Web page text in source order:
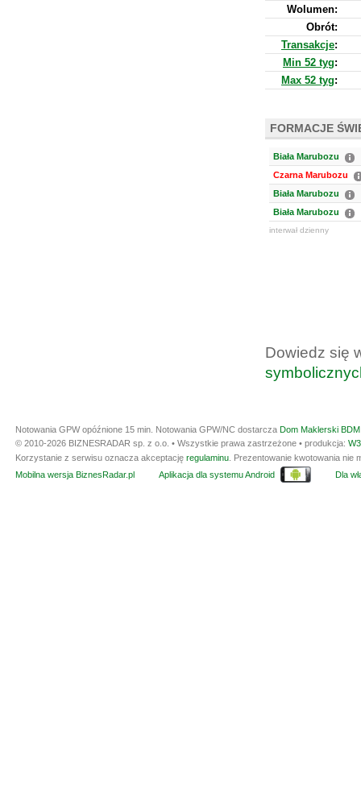
Wolumen:
Obrót:
Transakcje:
Min 52 tyg:
Max 52 tyg:
FORMACJE
Biała Marubozu
Czarna Marubozu
Biała Marubozu
Biała Marubozu
interwał dzienny
Dowiedz się
Notowania GPW opóźnione 15 min. Notowania GPW/NC dostarcza Dom Maklerski
© 2010-2026 BIZNESRADAR sp. z o.o. • Wszystkie prawa zastrzeżone • produkcja:
Korzystanie z serwisu oznacza akceptację regulaminu . Prezentowanie kwotowania
Mobilna wersja BiznesRadar.pl
Aplikacja dla systemu Android Dla